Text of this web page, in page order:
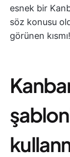
esnek bir
söz konusu
görünen kısmı!